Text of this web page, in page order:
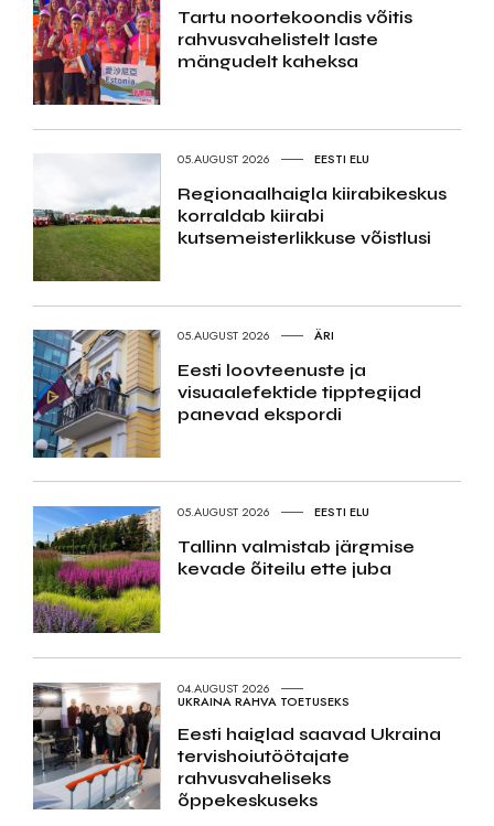
Tartu noortekoondis võitis
rahvusvahelistelt laste
mängudelt kaheksa
05.AUGUST 2026 EESTI ELU
Regionaalhaigla kiirabikeskus
korraldab kiirabi
kutsemeisterlikkuse võistlusi
05.AUGUST 2026 ÄRI
Eesti loovteenuste ja
visuaalefektide tipptegijad
panevad ekspordi
05.AUGUST 2026 EESTI ELU
Tallinn valmistab järgmise
kevade õiteilu ette juba
04.AUGUST 2026
UKRAINA RAHVA TOETUSEKS
Eesti haiglad saavad Ukraina
tervishoiutöötajate
rahvusvaheliseks
õppekeskuseks